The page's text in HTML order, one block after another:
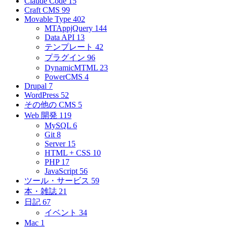
Craft CMS 99
Movable Type 402
MTAppjQuery 144
Data API 13
テンプレート 42
プラグイン 96
DynamicMTML 23
PowerCMS 4
Drupal 7
WordPress 52
その他の CMS 5
Web 開発 119
MySQL 6
Git 8
Server 15
HTML + CSS 10
PHP 17
JavaScript 56
ツール・サービス 59
本・雑誌 21
日記 67
イベント 34
Mac 1